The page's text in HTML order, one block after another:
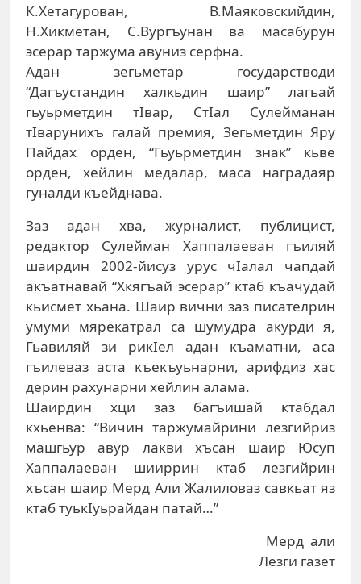
К.Хетагурован, В.Маяковскийдин,
Н.Хикметан, С.Вургъунан ва масабурун
эсерар таржума авуниз серфна.
Адан зегьметар государстводи
“Дагъустандин халкьдин шаир” лагьай
гьуьрметдин тIвар, СтIал Сулейманан
тIварунихъ галай премия, Зегьметдин Яру
Пайдах орден, “Гьуьрметдин знак” кьве
орден, хейлин медалар, маса наградаяр
гуналди къейднава.
Заз адан хва, журналист, публицист,
редактор Сулейман Хаппалаеван гъиляй
шаирдин 2002-йисуз урус чIалал чапдай
акъатнавай “Хкягъай эсерар” ктаб къачудай
кьисмет хьана. Шаир вични заз писателрин
умуми мярекатрал са шумудра акурди я,
Гьавиляй зи рикIел адан къаматни, аса
гъилеваз аста къекъуьнарни, арифдиз хас
дерин рахунарни хейлин алама.
Шаирдин хци заз багъишай ктабдал
кхьенва: “Вичин таржумайрини лезгийриз
машгьур авур лакви хъсан шаир Юсуп
Хаппалаеван шииррин ктаб лезгийрин
хъсан шаир Мерд Али Жалиловаз савкьат яз
ктаб туькIуьрайдан патай…”
Мерд али
Лезги газет